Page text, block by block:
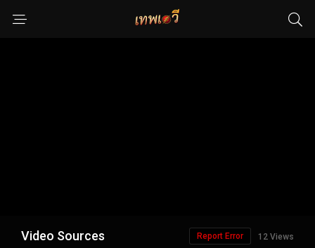
Video Sources 12 Views
Report Error